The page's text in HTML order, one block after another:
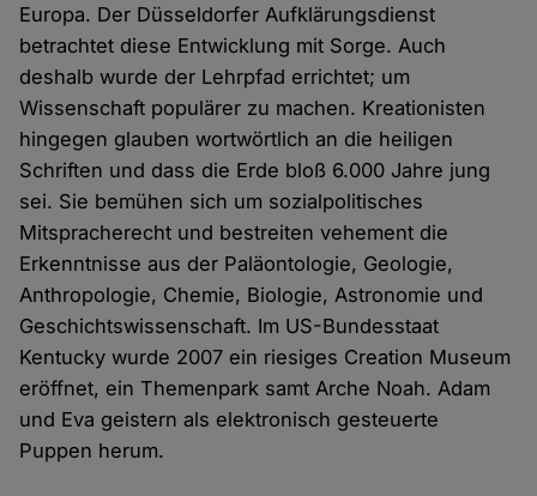
Europa. Der Düsseldorfer Aufklärungsdienst
betrachtet diese Entwicklung mit Sorge. Auch
deshalb wurde der Lehrpfad errichtet; um
Wissenschaft populärer zu machen. Kreationisten
hingegen glauben wortwörtlich an die heiligen
Schriften und dass die Erde bloß 6.000 Jahre jung
sei. Sie bemühen sich um sozialpolitisches
Mitspracherecht und bestreiten vehement die
Erkenntnisse aus der Paläontologie, Geologie,
Anthropologie, Chemie, Biologie, Astronomie und
Geschichtswissenschaft. Im US-Bundesstaat
Kentucky wurde 2007 ein riesiges Creation Museum
eröffnet, ein Themenpark samt Arche Noah. Adam
und Eva geistern als elektronisch gesteuerte
Puppen herum.